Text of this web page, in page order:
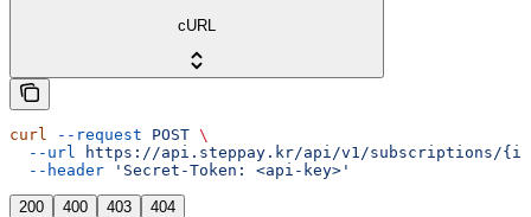
cURL
curl --request POST \
  --url
https://api.steppay.kr/api/v1/subscriptions/
  --header
'Secret-Token: <api-key>'
200 400 403 404